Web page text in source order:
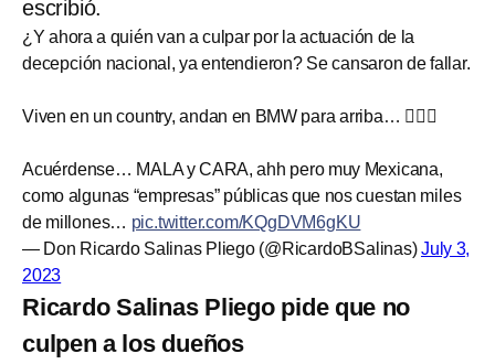
escribió.
¿Y ahora a quién van a culpar por la actuación de la
decepción nacional, ya entendieron? Se cansaron de fallar.
Viven en un country, andan en BMW para arriba… 🤦🏻‍♂️
Acuérdense… MALA y CARA, ahh pero muy Mexicana,
como algunas “empresas” públicas que nos cuestan miles
de millones… pic.twitter.com/KQgDVM6gKU
— Don Ricardo Salinas Pliego (@RicardoBSalinas)July 3,
2023
Ricardo Salinas Pliego pide que no
culpen a los dueños